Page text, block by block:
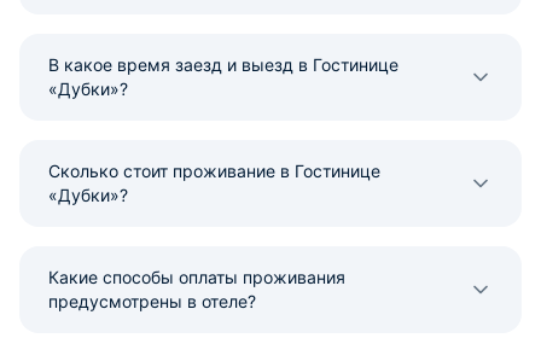
В какое время заезд и выезд в Гостинице
«Дубки»?
Сколько стоит проживание в Гостинице
«Дубки»?
Какие способы оплаты проживания
предусмотрены в отеле?